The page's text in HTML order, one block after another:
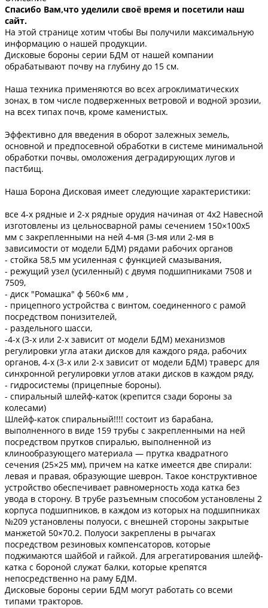
Спасибо Вам,что уделили своё время и посетили наш
сайт.
На этой странице хотим чтобы Вы получили максимальную
информацию о нашей продукции.
Дисковые бороны серии БДМ от нашей компании
обрабатывают почву на глубину до 15 см.
Наша техника применяются во всех агроклиматических
зонах, в том числе подверженных ветровой и водной эрозии,
на всех типах почв, кроме каменистых.
Эффективно для введения в оборот залежных земель,
основной и предпосевной обработки в системе минимальной
обработки почвы, омоложения деградирующих лугов и
пастбищ.
Наша Борона Дисковая имеет следующие характеристики:
все 4-х рядные и 2-х рядные орудия начиная от 4х2 Навесной
изготовлены из цельносварной рамы сечением 150×100х5
мм с закрепленными на ней 4-мя (3-мя или 2-мя в
зависимости от модели БДМ) рядами рабочих органов
- стойка 58,5 мм усиленная с функцией смазывания,
- режущий узел (усиленный) с двумя подшипниками 7508 и
7509,
- диск "Ромашка" ф 560×6 мм ,
- прицепного устройства с винтом, соединенного с рамой
посредством понизителей,
- раздельного шасси,
-4-х (3-х или 2-х зависит от модели БДМ) механизмов
регулировки угла атаки дисков для каждого ряда, рабочих
органов, 4-х (3-х или 2-х зависит от модели БДМ) траверс для
синхронной регулировки углов атаки дисков в каждом ряду,
- гидросистемы (прицепные бороны).
- спиральный шлейф-каток (крепится сзади бороны за
колесами)
Шлейф-каток спиральный!!!! состоит из барабана,
выполненного в виде 159 трубы с закрепленными на ней
посредством прутков спиралью, выполненной из
клинообразующего материала — прутка квадратного
сечения (25×25 мм), причем на катке имеется две спирали:
левая и правая, образующие шеврон. Такое конструктивное
устройство обеспечивает равномерность хода катка без
увода в сторону. В трубе разъемным способом установлены 2
корпуса подшипников, в каждом из которых на подшипниках
№209 установлены полуоси, с внешней стороны закрытые
манжетой 50×70.2. Полуоси закреплены в рычагах
посредством резиновых компенсаторов, которые
поджимаются шайбой и гайкой. Для агрегатирования шлейф-
катка с бороной служат балки, которые крепятся
непосредственно на раму БДМ.
Дисковые бороны серии БДМ могут работать со всеми
типами тракторов.